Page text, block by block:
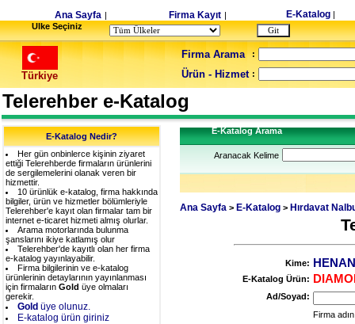
Ana Sayfa | Firma Kayıt | E-Katalog |
Ulke Seçiniz
Türkiye
Firma Arama :
Ürün - Hizmet :
Telerehber e-Katalog
E-Katalog Nedir?
Her gün onbinlerce kişinin ziyaret
ettiği Telerehberde firmaların ürünlerini
de sergilemelerini olanak veren bir
hizmettir.
10 ürünlük e-katalog, firma hakkında
bilgiler, ürün ve hizmetler bölümleriyle
Telerehber'e kayıt olan firmalar tam bir
internet e-ticaret hizmeti almış olurlar.
Arama motorlarında bulunma
şanslarını ikiye katlamış olur
Telerehber'de kayıtlı olan her firma
e-katalog yayınlayabilir.
Firma bilgilerinin ve e-katalog
ürünlerinin detaylarının yayınlanması
için firmaların Gold üye olmaları
gerekir.
Gold üye olunuz.
E-katalog ürün giriniz
E-Katalog Arama
Aranacak Kelime
Ana Sayfa > E-Katalog> Hırdavat
Kime:
E-Katalog Ürün:
Ad/Soyad:
Firma